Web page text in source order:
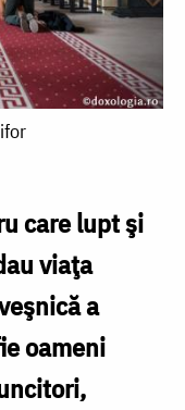
care lupt şi
viaţa
a
oameni